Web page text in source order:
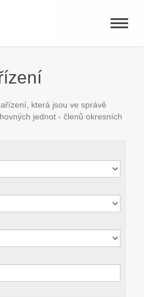
Toggle
která jsou ve správě
jednot - členů okresních